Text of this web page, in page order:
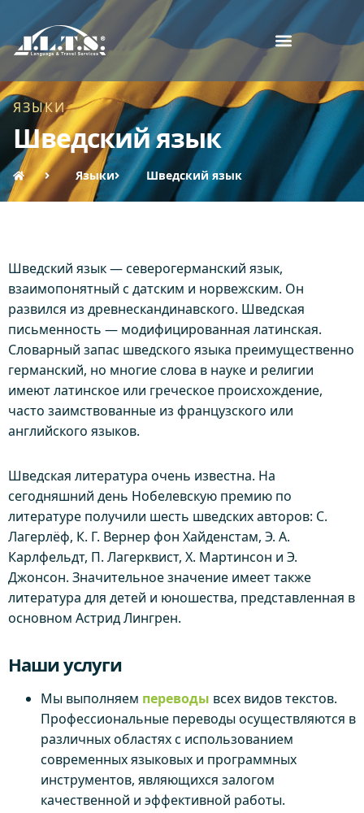
ЯЗЫКИ
Шведский язык
Языки Шведский язык
Шведский язык — северогерманский язык,
взаимопонятный с датским и норвежским. Он
развился из древнескандинавского. Шведская
письменность — модифицированная латинская.
Словарный запас шведского языка преимущественно
германский, но многие слова в науке и религии
имеют латинское или греческое происхождение,
часто заимствованные из французского или
английского языков.
Шведская литература очень известна. На
сегодняшний день Нобелевскую премию по
литературе получили шесть шведских авторов: С.
Лагерлёф, К. Г. Вернер фон Хайденстам, Э. А.
Карлфельдт, П. Лагерквист, Х. Мартинсон и Э.
Джонсон. Значительное значение имеет также
литература для детей и юношества, представленная в
основном Астрид Лингрен.
Наши услуги
Мы выполняем переводы всех видов текстов.
Профессиональные переводы осуществляются в
различных областях с использованием
современных языковых и программных
инструментов, являющихся залогом
качественной и эффективной работы.